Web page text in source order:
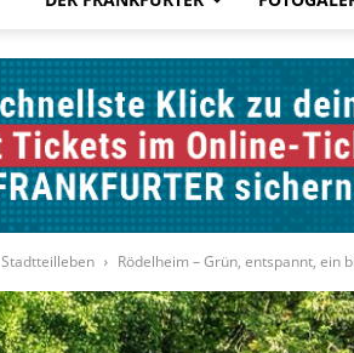
Stadtteilleben Rödelheim – Grün, entspannt, ein